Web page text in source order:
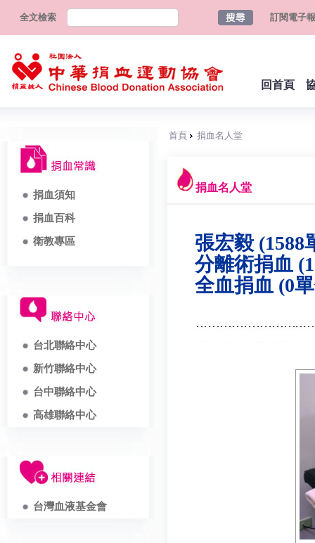
全文檢索 訂閱電子報
回首頁
捐血須知
捐血百科
衛教專區
台北聯絡中心
新竹聯絡中心
台中聯絡中心
高雄聯絡中心
台灣血液基金會
首頁 捐血名人堂
捐血名人堂
張宏毅 (1588
分離術捐血
全血捐血 (0